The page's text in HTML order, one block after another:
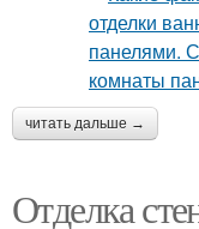
читать дальше →
Отделка